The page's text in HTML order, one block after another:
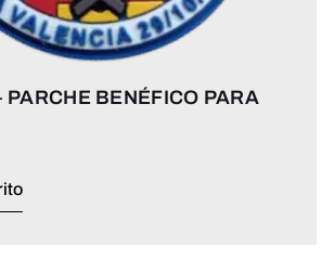
PARCHE BENÉFICO PARA